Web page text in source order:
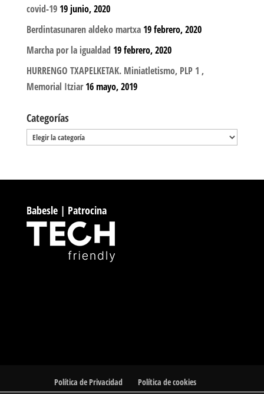
covid-19 19 junio, 2020
Berdintasunaren aldeko martxa 19 febrero, 2020
Marcha por la igualdad 19 febrero, 2020
HURRENGO TXAPELKETAK. Miniatletismo, PLP 1 ,
Memorial Itziar 16 mayo, 2019
Categorías
Categorías
Babesle | Patrocina
Política de Privacidad Política de cookies